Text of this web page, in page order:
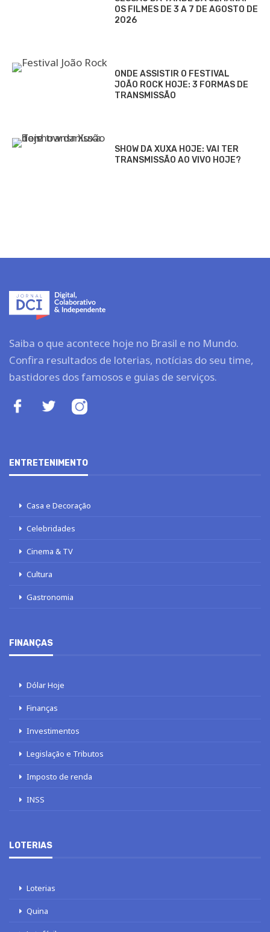
OS FILMES DE 3 A 7 DE AGOSTO DE
2026
ONDE ASSISTIR O FESTIVAL
JOÃO ROCK HOJE: 3 FORMAS DE
TRANSMISSÃO
SHOW DA XUXA HOJE: VAI TER
TRANSMISSÃO AO VIVO HOJE?
Saiba o que acontece hoje no Brasil e no Mundo.
Confira resultados de loterias, notícias do seu time,
bastidores dos famosos e guias de serviços.
ENTRETENIMENTO
Casa e Decoração
Celebridades
Cinema & TV
Cultura
Gastronomia
FINANÇAS
Dólar Hoje
Finanças
Investimentos
Legislação e Tributos
Imposto de renda
INSS
LOTERIAS
Loterias
Quina